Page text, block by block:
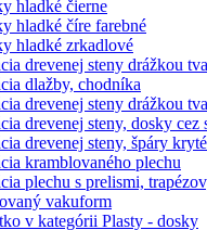
hladké čierne
hladké číre farebné
hladké zrkadlové
drevenej steny drážkou
dlažby, chodníka
drevenej steny drážkou
drevenej steny, dosky cez
drevenej steny, špáry
kramblovaného plechu
plechu s prelismi,
vakuform
v kategórii Plasty - dosky